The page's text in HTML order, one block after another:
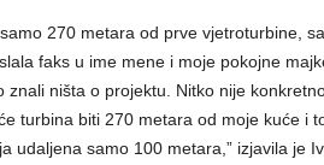
270 metara od prve vjetroturbine,
faks u ime mene i moje pokojne
znali ništa o projektu. Nitko nije
turbina biti 270 metara od moje kuće i
udaljena samo 100 metara,” izjavila je